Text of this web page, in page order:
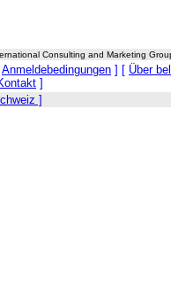
Consulting and Marketing
Anmeldebedingungen ] [ Über
]
]